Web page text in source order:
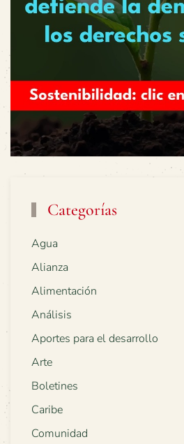
Categorías
Agua
Alianza
Alimentación
Análisis
Aportes para el desarrollo
Arte
Boletines
Caribe
Comunidad